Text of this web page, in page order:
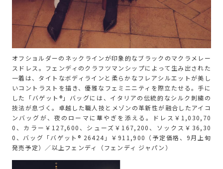
オフショルダーのネックラインが印象的なブラックのマクラメレー
スドレス。フェンディのクラフツマンシップによって生み出された
一着は、タイトなボディラインと柔らかなフレアシルエットが美し
いコントラストを描き、優雅なフェミニニティを際立たせる。手に
した「バゲット®」バッグには、イタリアの伝統的なシルク刺繍の
技法が息づく。卓越した職人技とメゾンの革新性が融合したアイコ
ンバッグが、夜のローマに華やぎを添える。ドレス￥1,030,70
0、カラー￥127,600、シューズ￥167,200、ソックス￥36,30
0、バッグ「バゲット® 26424」￥911,900（予定価格、9月上旬
発売予定）／以上フェンディ（フェンディ ジャパン）